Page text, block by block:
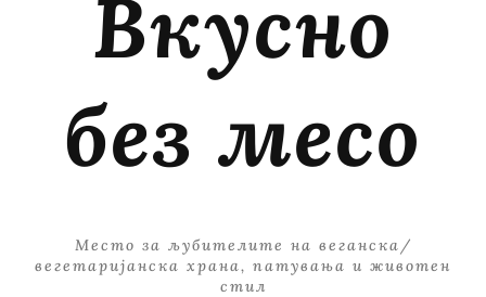
Вкусно
без месо
Место за љубителите на веганска/
вегетаријанска храна, патувања и животен
стил